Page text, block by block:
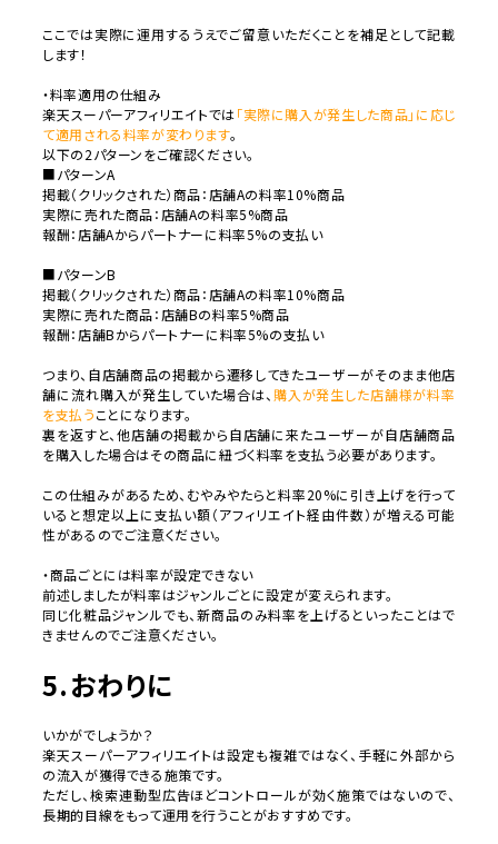
ここでは実際に運用するうえでご留意いただくことを補足として記載
します！
・料率適用の仕組み
楽天スーパーアフィリエイトでは「実際に購入が発生した商品」に応じ
て適用される料率が変わります。
以下の2パターンをご確認ください。
■パターンA
掲載（クリックされた）商品：店舗Aの料率10%商品
実際に売れた商品：店舗Aの料率5%商品
報酬：店舗Aからパートナーに料率5%の支払い
■パターンB
掲載（クリックされた）商品：店舗Aの料率10%商品
実際に売れた商品：店舗Bの料率5%商品
報酬：店舗Bからパートナーに料率5%の支払い
つまり、自店舗商品の掲載から遷移してきたユーザーがそのまま他店
舗に流れ購入が発生していた場合は、 購入が発生した店舗様が料率
を支払うことになります。
裏を返すと、他店舗の掲載から自店舗に来たユーザーが自店舗商品
を購入した場合はその商品に紐づく料率を支払う必要があります。
この仕組みがあるため、むやみやたらと料率20%に引き上げを行って
いると想定以上に支払い額（アフィリエイト経由件数）が増える可能
性があるのでご注意ください。
・商品ごとには料率が設定できない
前述しましたが料率はジャンルごとに設定が変えられます。
同じ化粧品ジャンルでも、新商品のみ料率を上げるといったことはで
きませんのでご注意ください。
5.おわりに
いかがでしょうか？
楽天スーパーアフィリエイトは設定も複雑ではなく、手軽に外部から
の流入が獲得できる施策です。
ただし、検索連動型広告ほどコントロールが効く施策ではないので、
長期的目線をもって運用を行うことがおすすめです。